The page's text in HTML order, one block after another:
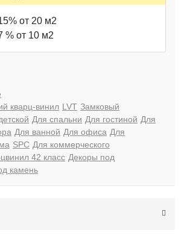
от 20 м2
% от 10 м2
кварц-винил LVT Замковый
Для спальни Для гостиной Для
Для ванной Для офиса Для
SPC Для коммерческого
42 класс Декоры под
камень